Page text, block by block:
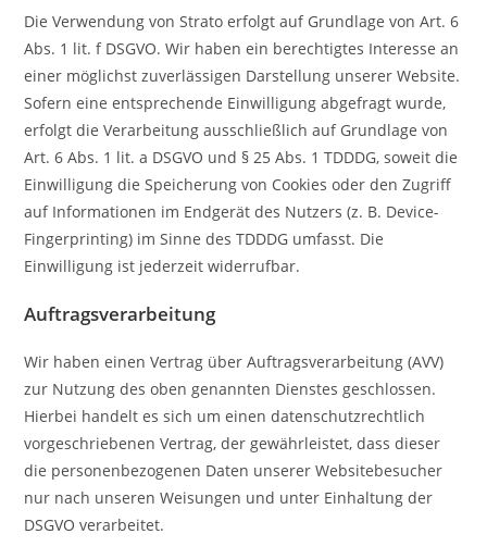
Die Verwendung von Strato erfolgt auf Grundlage von Art. 6
Abs. 1 lit. f DSGVO. Wir haben ein berechtigtes Interesse an
einer möglichst zuverlässigen Darstellung unserer Website.
Sofern eine entsprechende Einwilligung abgefragt wurde,
erfolgt die Verarbeitung ausschließlich auf Grundlage von
Art. 6 Abs. 1 lit. a DSGVO und § 25 Abs. 1 TDDDG, soweit die
Einwilligung die Speicherung von Cookies oder den Zugriff
auf Informationen im Endgerät des Nutzers (z. B. Device-
Fingerprinting) im Sinne des TDDDG umfasst. Die
Einwilligung ist jederzeit widerrufbar.
Auftragsverarbeitung
Wir haben einen Vertrag über Auftragsverarbeitung (AVV)
zur Nutzung des oben genannten Dienstes geschlossen.
Hierbei handelt es sich um einen datenschutzrechtlich
vorgeschriebenen Vertrag, der gewährleistet, dass dieser
die personenbezogenen Daten unserer Websitebesucher
nur nach unseren Weisungen und unter Einhaltung der
DSGVO verarbeitet.